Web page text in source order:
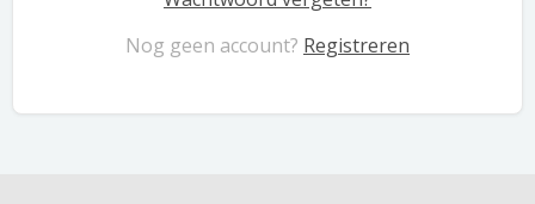
Nog geen account? Registreren